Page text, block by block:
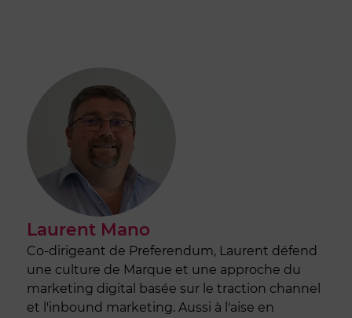
Laurent Mano
Co-dirigeant de Preferendum, Laurent défend
une culture de Marque et une approche du
marketing digital basée sur le traction channel
et l'inbound marketing. Aussi à l'aise en